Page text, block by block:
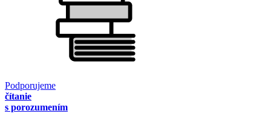
Podporujeme
čítanie
s porozumením